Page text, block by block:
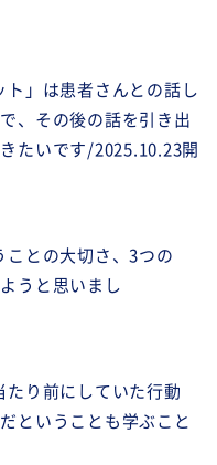
ト」は患者さんとの話し
、その後の話を引き出
たいです/2025.10.23開
ことの大切さ、3つの
うと思いまし
たり前にしていた行動
ということも学ぶこと